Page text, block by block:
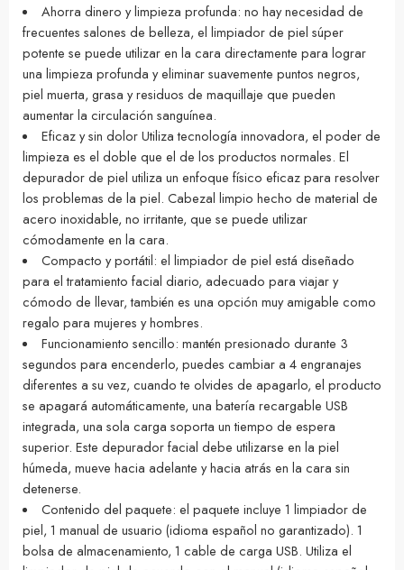
Ahorra dinero y limpieza profunda: no hay necesidad de
frecuentes salones de belleza, el limpiador de piel súper
potente se puede utilizar en la cara directamente para lograr
una limpieza profunda y eliminar suavemente puntos negros,
piel muerta, grasa y residuos de maquillaje que pueden
aumentar la circulación sanguínea.
Eficaz y sin dolor Utiliza tecnología innovadora, el poder de
limpieza es el doble que el de los productos normales. El
depurador de piel utiliza un enfoque físico eficaz para resolver
los problemas de la piel. Cabezal limpio hecho de material de
acero inoxidable, no irritante, que se puede utilizar
cómodamente en la cara.
Compacto y portátil: el limpiador de piel está diseñado
para el tratamiento facial diario, adecuado para viajar y
cómodo de llevar, también es una opción muy amigable como
regalo para mujeres y hombres.
Funcionamiento sencillo: mantén presionado durante 3
segundos para encenderlo, puedes cambiar a 4 engranajes
diferentes a su vez, cuando te olvides de apagarlo, el producto
se apagará automáticamente, una batería recargable USB
integrada, una sola carga soporta un tiempo de espera
superior. Este depurador facial debe utilizarse en la piel
húmeda, mueve hacia adelante y hacia atrás en la cara sin
detenerse.
Contenido del paquete: el paquete incluye 1 limpiador de
piel, 1 manual de usuario (idioma español no garantizado). 1
bolsa de almacenamiento, 1 cable de carga USB. Utiliza el